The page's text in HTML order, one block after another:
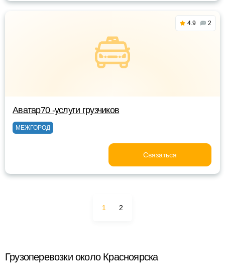
4.9 2
Аватар70 -услуги грузчиков
МЕЖГОРОД
Связаться
1 2
Грузоперевозки около Красноярска